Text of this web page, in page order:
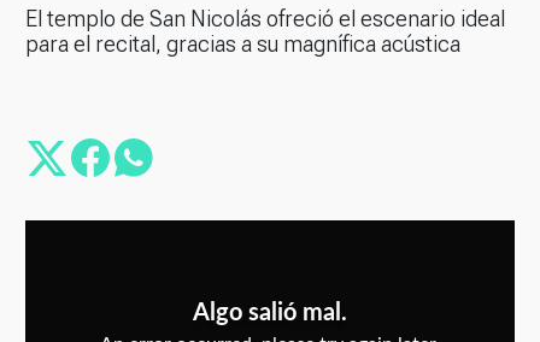
El templo de San Nicolás ofreció el escenario ideal
para el recital, gracias a su magnífica acústica